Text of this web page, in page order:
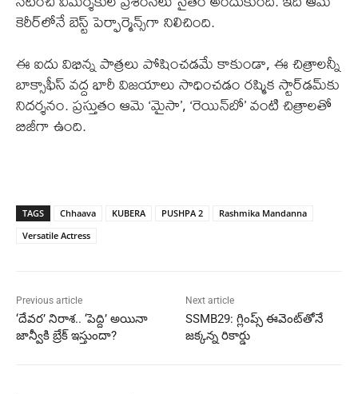
కెరీర్‌లోనే బెస్ట్ పెర్ఫార్మెన్స్‌గా నిలిచింది.
ఈ ఐదు విభిన్న పాత్రలు పోషించడమే కాకుండా, ఈ చిత్రాలన్నీ
బాక్సాఫీస్ వద్ద భారీ విజయాలు సాధించడం రష్మిక స్టార్‌డమ్‌కు
నిదర్శనం. ప్రస్తుతం ఆమె ‘మైసా’, ‘రెయిన్‌బో’ వంటి చిత్రాలతో
బిజీగా ఉంది.
TAGS Chhaava KUBERA PUSHPA 2
Rashmika Mandanna
Versatile Actress
Previous article
‘దేవర’ నిరాశ.. ‘పెద్ది’ అయినా
జాన్వీకి బ్రేక్ ఇస్తుందా?
Next article
SSMB29: గ్లింప్స్ ఈవెంట్‌తోనే
జక్కన్న రికార్డు